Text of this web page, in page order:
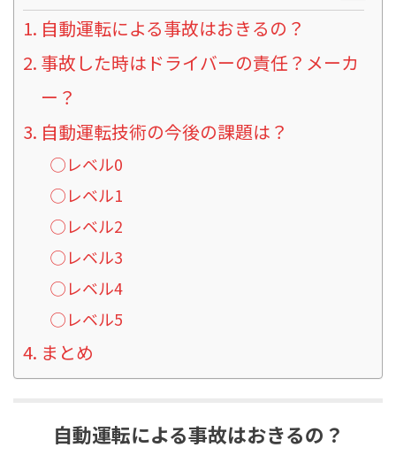
自動運転による事故はおきるの？
事故した時はドライバーの責任？メーカ
ー？
自動運転技術の今後の課題は？
◯レベル0
◯レベル1
◯レベル2
◯レベル3
◯レベル4
◯レベル5
まとめ
自動運転による事故はおきるの？